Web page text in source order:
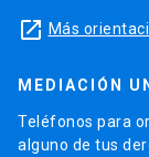
launch Más
MEDIACIÓN
Teléfonos para
alguno de tus